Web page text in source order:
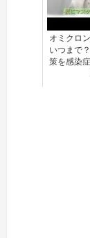
オミクロ
いつまで
策を感染